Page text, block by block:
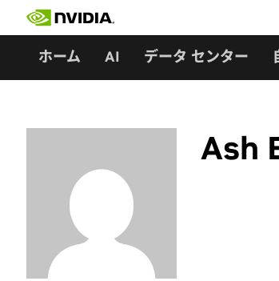
ホーム AI データ センター
Ash